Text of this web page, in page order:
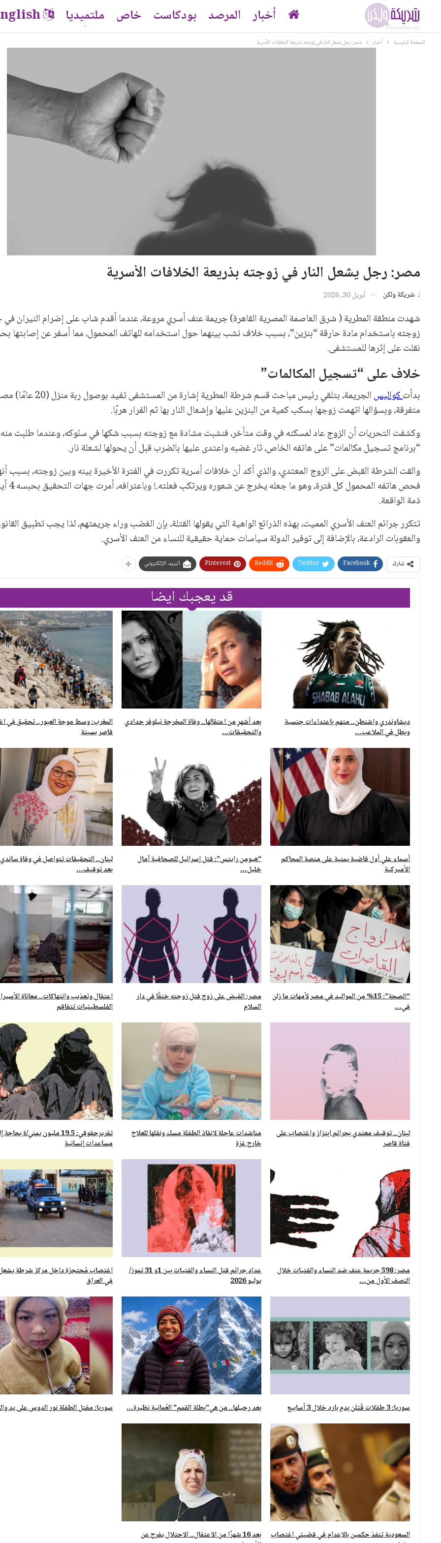
أخبار المرصد بودكاست خاص ملتميديا
الصفحة الرئيسية أخبار مصر: رجل يشعل النار في زوجته بذريعة الخلافات الأسرية
مصر: رجل يشعل النار في زوجته بذريعة الخلافات الأسرية
لـ شريكة ولكن أبريل 30, 2026
شهدت منطقة المطرية ( شرق العاصمة المصرية القاهرة) جريمة عنف أسري مروعة، عندما أقدم شاب على إضرام النيران
زوجته باستخدام مادة حارقة “بنزين”، بسبب خلاف نشب بينهما حول استخدامه للهاتف المحمول، مما أسفر عن إصابتها
نقلت على إثرها للمستشفى.
خلاف على “تسجيل المكالمات”
بدأتكواليس
الجريمة، بتلقي رئيس مباحث قسم شرطة المطرية
متفرقة، وبسؤالها اتهمت زوجها بسكب كمية من البنزين عليها وإشعال النار بها ثم الفرار هربًا.
وكشفت التحريات أن الزوج عاد لمسكنه في وقت متأخر، فنشبت مشادة مع زوجته بسبب شكها في سلوكه، وعندما طلبت
“برنامج تسجيل مكالمات” على هاتفه الخاص، ثار غضبه واعتدى عليها بالضرب قبل أن يحولها لشعلة نار.
والقت الشرطة القبض على الزوج المعتدي، والذي أكد أن خلافات أسرية تكررت في الفترة الأخيرة بينه وبين زوجته، بسبب
فحص هاتفه
ذمة الواقعة.
تتكرر جرائم العنف الأسري المميت، بهذه الذرائع الواهية التي يقولها القتلة، بإن الغضب وراء جريمتهم، لذا يجب تطبيق
والعقوبات الرادعة، بالإضافة إلى توفير الدولة سياسات حماية حقيقية للنساء من العنف الأسري.
شارك Facebook
Twitter
ReddIt
Pinterest البريد الإلكتروني
قد يعجبك ايضا
ديشاوندري واشنطن.. متهم باعتداءات جنسية
وبطل في الملاعب…
بعد أشهرٍ من اعتقالها.. وفاة المخرجة نيلوفر حدادي
والتحقيقات…
المغرب: وسط موجة العبور.. تحقيق في
قاصر بسبتة
أسماء علي أول قاضية يمنية على منصة المحاكم
الأميركية
“هيومن رايتس”: قتل إسرائيل للصحافية آمال
خليل…
لبنان.. التحقيقات تتواصل في وفاة
بعد توقيف…
“الصحة”: 15% من المواليد في مصر لأمهات ما زلن
في…
مصر: القبض على زوج قتل زوجته خنقًا في دار
السلام
اعتقال وتعذيب وانتهاكات.. معاناة
الفلسطينيات تتفاقم
لبنان.. توقيف معتدي بجرائم ابتزاز واغتصاب على
فتاة قاصر
مناشدات عاجلة لإنقاذ الطفلة مسك ونقلها للعلاج
خارج غزة
تقريرحقوقي: 19.5 مليون يمني/ة
مساعدات إنسانية
مصر: 598 جريمة عنف ضد النساء والفتيات خلال
النصف الأول من…
عداد جرائم قتل النساء والفتيات بين 1و 31 تموز/
يوليو 2026
اغتصاب مُحتجزة داخل مركز شرطة
في العراق
سوريا: 3 طفلات قُتلن بدمٍ بارد خلال 3 أسابيع بعد رحيلها.. من هي”بطلة القمم” العُمانية نظيرة… سوريا: مقتل الطفلة نور الدوس على يد
السعودية تنفذ حكمين بالإعدام في قضيتي اغتصاب
بعد 16 شهرًا من الاعتقال.. الاحتلال يفرج عن